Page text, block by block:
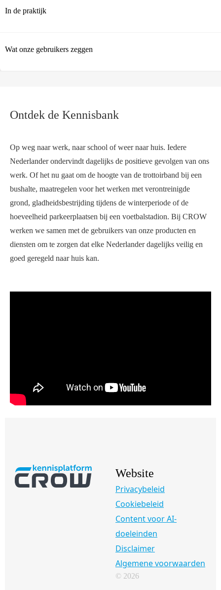
In de praktijk
Wat onze gebruikers zeggen
Ontdek de Kennisbank
Op weg naar werk, naar school of weer naar huis. Iedere
Nederlander ondervindt dagelijks de positieve gevolgen van ons
werk. Of het nu gaat om de hoogte van de trottoirband bij een
bushalte, maatregelen voor het werken met verontreinigde
grond, gladheidsbestrijding tijdens de winterperiode of de
hoeveelheid parkeerplaatsen bij een voetbalstadion. Bij CROW
werken we samen met de gebruikers van onze producten en
diensten om te zorgen dat elke Nederlander dagelijks veilig en
goed geregeld naar huis kan.
Website
Privacybeleid
Cookiebeleid
Content voor AI-
doeleinden
Disclaimer
Algemene voorwaarden
© 2026